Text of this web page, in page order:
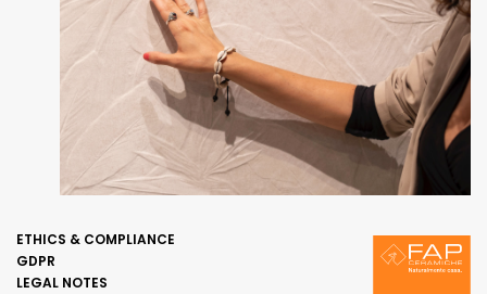
ETHICS & COMPLIANCE
GDPR
LEGAL NOTES